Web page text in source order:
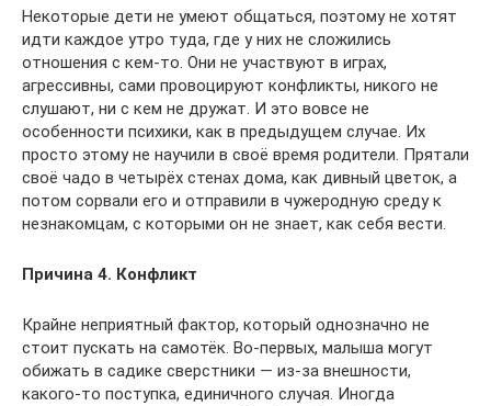
Некоторые дети не умеют общаться, поэтому не хотят
идти каждое утро туда, где у них не сложились
отношения с кем-то. Они не участвуют в играх,
агрессивны, сами провоцируют конфликты, никого не
слушают, ни с кем не дружат. И это вовсе не
особенности психики, как в предыдущем случае. Их
просто этому не научили в своё время родители. Прятали
своё чадо в четырёх стенах дома, как дивный цветок, а
потом сорвали его и отправили в чужеродную среду к
незнакомцам, с которыми он не знает, как себя вести.
Причина 4. Конфликт
Крайне неприятный фактор, который однозначно не
стоит пускать на самотёк. Во-первых, малыша могут
обижать в садике сверстники — из-за внешности,
какого-то поступка, единичного случая. Иногда